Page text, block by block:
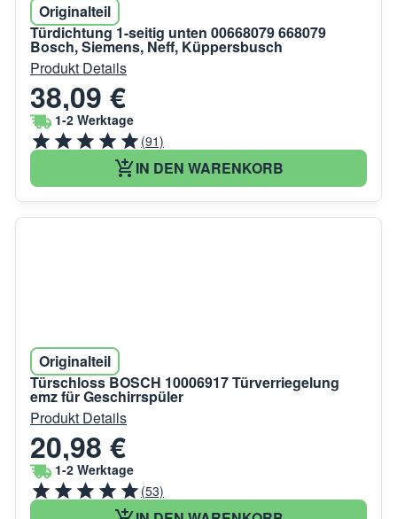
Originalteil
Türdichtung 1-seitig unten 00668079 668079
Bosch, Siemens, Neff, Küppersbusch
Produkt Details
38,09 €
1-2 Werktage
(91)
IN DEN WARENKORB
Originalteil
Türschloss BOSCH 10006917 Türverriegelung
emz für Geschirrspüler
Produkt Details
20,98 €
1-2 Werktage
(53)